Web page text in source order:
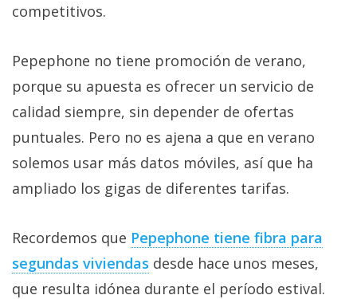
competitivos.
Pepephone no tiene promoción de verano,
porque su apuesta es ofrecer un servicio de
calidad siempre, sin depender de ofertas
puntuales. Pero no es ajena a que en verano
solemos usar más datos móviles, así que ha
ampliado los gigas de diferentes tarifas.
Recordemos que Pepephone tiene fibra para
segundas viviendas‎ desde hace unos meses,
que resulta idónea durante el período estival.